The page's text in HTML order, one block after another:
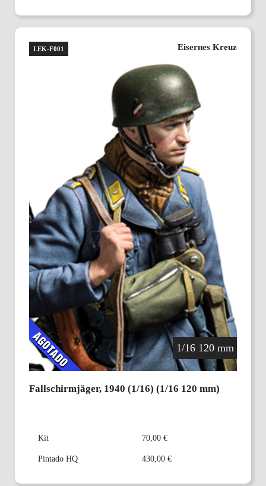
LEK-F001 Eisernes Kreuz
1/16 120 mm
Fallschirmjäger, 1940 (1/16) (1/16 120 mm)
Kit 70,00 €
Pintado HQ 430,00 €